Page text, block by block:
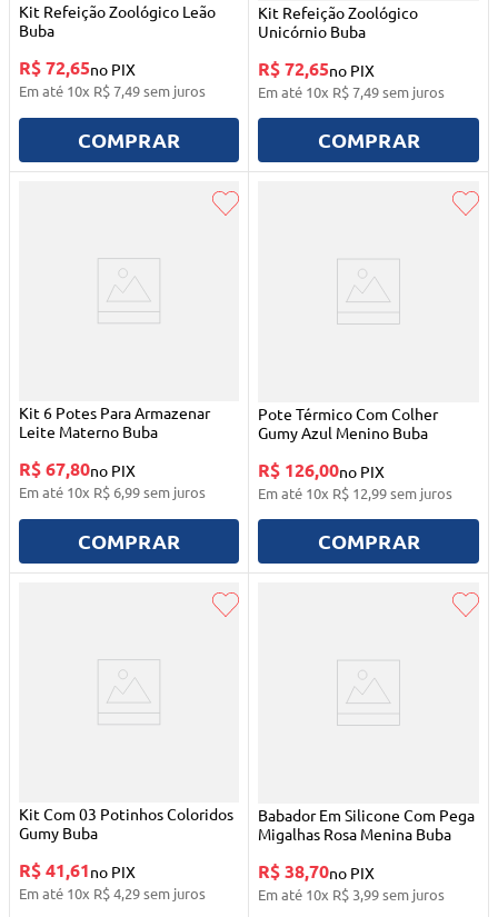
Kit Refeição Zoológico Leão
Buba
R$ 72,65no PIX
Em até 10x R$7,49sem juros
COMPRAR
Kit Refeição Zoológico
Unicórnio Buba
R$ 72,65no PIX
Em até 10x R$7,49sem juros
COMPRAR
Kit 6 Potes Para Armazenar
Leite Materno Buba
R$ 67,80no PIX
Em até 10x R$ 6,99sem juros
COMPRAR
Pote Térmico Com Colher
Gumy Azul Menino Buba
R$ 126,00no PIX
Em até 10x R$ 12,99sem juros
COMPRAR
Kit Com 03 Potinhos Coloridos
Gumy Buba
R$ 41,61no PIX
Em até 10x R$4,29sem juros
Babador Em Silicone Com Pega
Migalhas Rosa Menina Buba
R$ 38,70no PIX
Em até 10x R$ 3,99sem juros